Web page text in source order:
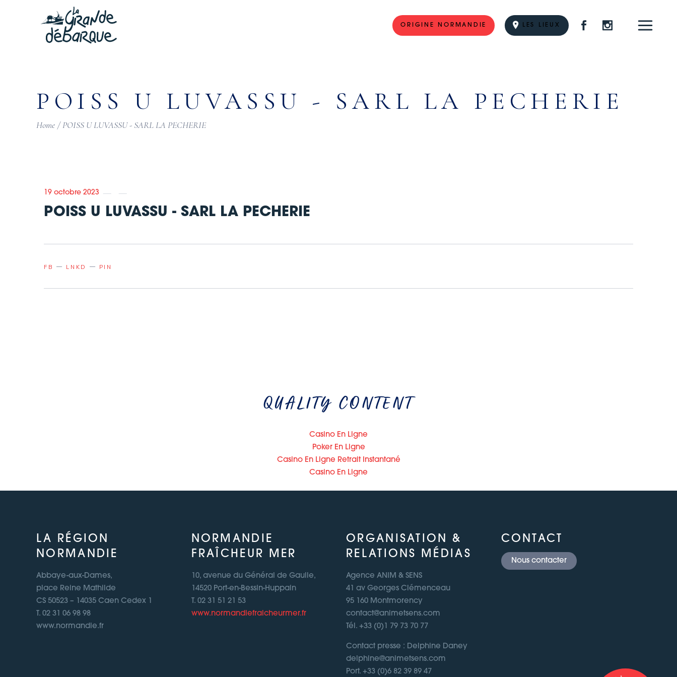
ORIGINE NORMANDIE LES LIEUX
POISS U LUVASSU - SARL LA PECHERIE
Home POISS U LUVASSU - SARL LA PECHERIE
19 octobre 2023
POISS U LUVASSU - SARL LA PECHERIE
FB LNKD PIN
QUALITY CONTENT
Casino En Ligne
Poker En Ligne
Casino En Ligne Retrait Instantané
Casino En Ligne
LA RÉGION
NORMANDIE
Abbaye-aux-Dames,
place Reine Mathilde
CS 50523 – 14035 Caen Cedex 1
T. 02 31 06 98 98
www.normandie.fr
NORMANDIE
FRAÎCHEUR MER
10, avenue du Général de Gaulle,
14520 Port-en-Bessin-Huppain
T. 02 31 51 21 53
www.normandiefraicheurmer.fr
ORGANISATION &
RELATIONS MÉDIAS
Agence ANIM & SENS
41 av Georges Clémenceau
95 160 Montmorency
contact@animetsens.com
Tél. +33 (0)1 79 73 70 77
Contact presse : Delphine Daney
delphine@animetsens.com
Port. +33 (0)6 82 39 89 47
CONTACT
Nous contacter